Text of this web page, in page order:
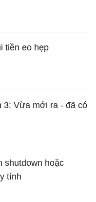
tiền eo hẹp
3: Vừa mới ra - đã có
shutdown hoặc
tính